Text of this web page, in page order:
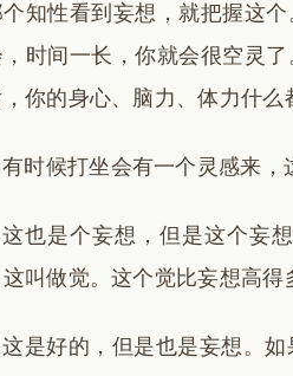
知性看到妄想，就把握这
时间一长，你就会很空灵
，你的身心、脑力、体力什么
有时候打坐会有一个灵感来，
这也是个妄想，但是这个妄
叫做觉。这个觉比妄想高得
这是好的，但是也是妄想。